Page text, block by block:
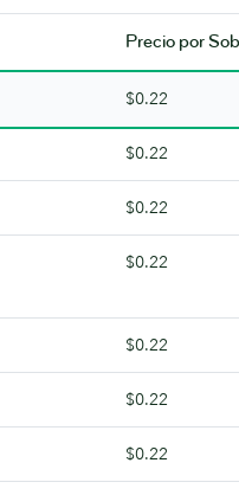
breve.
Precio por
$0.22
$0.22
$0.22
$0.22
$0.22
$0.22
$0.22